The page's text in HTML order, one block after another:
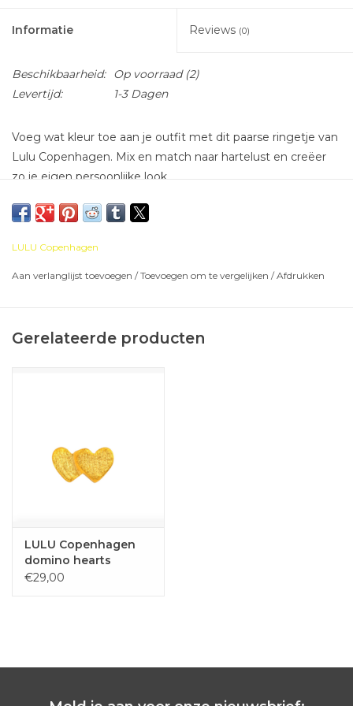
Informatie Reviews (0)
Beschikbaarheid: Op voorraad(2)
Levertijd:
1-3 Dagen
Voeg wat kleur toe aan je outfit met dit paarse ringetje van
Lulu Copenhagen. Mix en match naar hartelust en creëer
zo je eigen persoonlijke look.
Let op, deze oorring wordt apart verkocht en niet als paar.
LULU Copenhagen
Aan verlanglijst toevoegen /Toevoegen om te vergelijken /Afdrukken
Gerelateerde producten
LULU Copenhagen
domino hearts
€29,00